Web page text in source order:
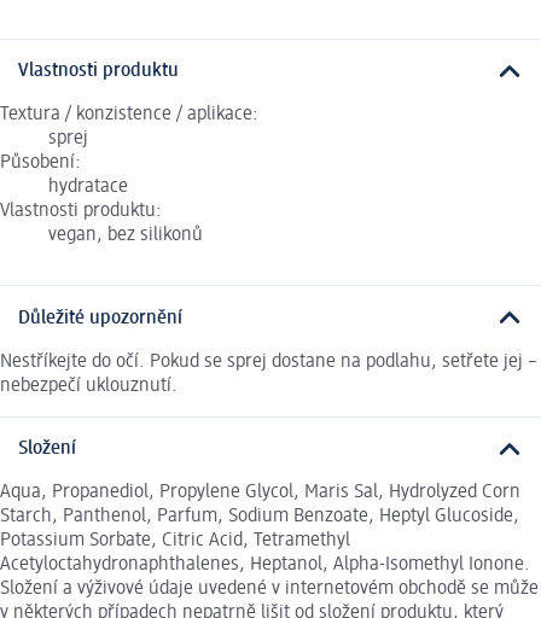
Vlastnosti produktu
Textura / konzistence / aplikace:
sprej
Působení:
hydratace
Vlastnosti produktu:
vegan, bez silikonů
Důležité upozornění
Nestříkejte do očí. Pokud se sprej dostane na podlahu, setřete jej –
nebezpečí uklouznutí.
Složení
Aqua, Propanediol, Propylene Glycol, Maris Sal, Hydrolyzed Corn
Starch, Panthenol, Parfum, Sodium Benzoate, Heptyl Glucoside,
Potassium Sorbate, Citric Acid, Tetramethyl
Acetyloctahydronaphthalenes, Heptanol, Alpha-Isomethyl Ionone.
Složení a výživové údaje uvedené v internetovém obchodě se může
v některých případech nepatrně lišit od složení produktu, který